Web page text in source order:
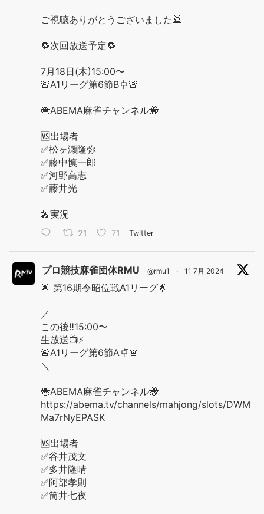
ご視聴ありがとうございました🙇
🔁次回放送予定🔁
7月18日(木)15:00〜
🚨A1リーグ第6節B卓🚨
🐝ABEMA麻雀チャンネル🐝
🆚出場者
✅松ヶ瀬隆弥
✅藤中慎一郎
✅河野高志
✅藤井光
🎤実況
21 71 Twitter
プロ競技麻雀団体RMU @rmu1 · 11 7月 2024
🌟 第16期令昭位戦A1リーグ🌟
／
この後‼️15:00〜
生放送📺⚡️
🚨A1リーグ第6節A卓🚨
＼
🐝ABEMA麻雀チャンネル🐝
https://abema.tv/channels/mahjong/slots/DWM
Ma7rNyEPASK
🆚出場者
✅谷井茂文
✅多井隆晴
✅阿部孝則
✅筒井七夜